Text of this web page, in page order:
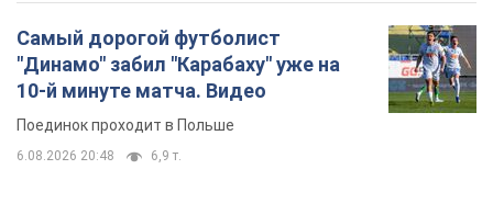
Самый дорогой футболист
"Динамо" забил "Карабаху" уже на
10-й минуте матча. Видео
Поединок проходит в Польше
6.08.2026 20:48 6,9 т.